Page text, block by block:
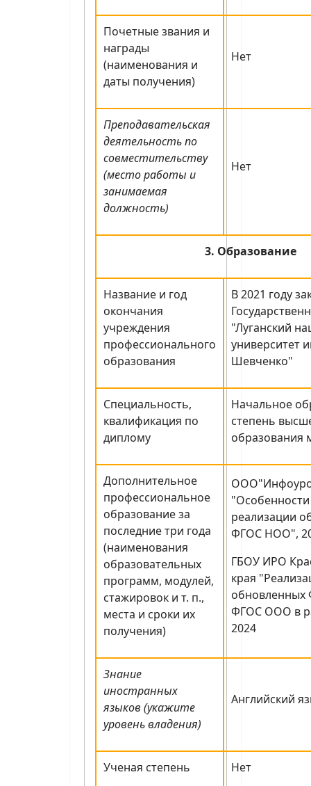
Почетные звания и
награды
(наименования и
даты получения)
Нет
Преподавательская
деятельность по
совместительству
(место работы и
занимаемая
должность)
Нет
3. Образование
Название и год
окончания
учреждения
профессионального
образования
В 2021 году
"Луганский
университет
Шевченко"
Специальность,
квалификация по
диплому
Начальное
степень
образования
Дополнительное
профессиональное
образование за
последние три года
(наименования
образовательных
программ, модулей,
стажировок и т. п.,
места и сроки их
получения)
реализации
ФГОС НОО",
ГБОУ ИРО
края
ФГОС ООО в
2024
Знание
иностранных
языков (укажите
уровень владения)
Английский
Ученая степень Нет